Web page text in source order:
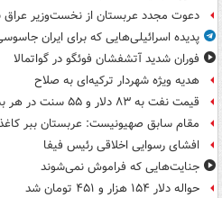
دعوت مجدد عربستان از نخست‌وزیر عراق
پدیده اسرائیلی‌هایی که برای ایران
فوران شدید آتشفشان فوئگو در گواتمالا
هدیه ویژه شهردار ترکیه‌ای به صلاح
قیمت نفت به ۸۳ دلار و ۵۵ سنت در هر بشکه رسید
مقام سابق صهیونیست: عربستان ببر
افشای رسوایی اخلاقی رئیس فیفا
جنایت‌هایی که فراموش نمی‌شوند
حواله دلار ۱۵۴ هزار و ۴۵۱ تومان شد